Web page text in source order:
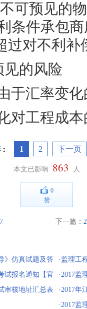
可预见的
条件承包
过对不利补
的风险
汇率变化
工程成本
1 2 下一页
本文已影响 863 人
0
赞
下一篇：
》仿真试题及答
· 监理工
试报名通知【官
·2017监
案）
审核地址汇总表 ·2017年
·2017监